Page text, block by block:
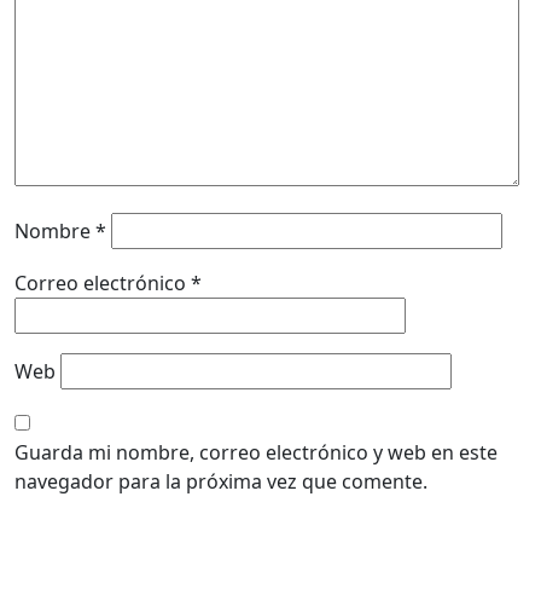
Nombre*
Correo electrónico *
Web
Guarda mi nombre, correo electrónico y web en este
navegador para la próxima vez que comente.